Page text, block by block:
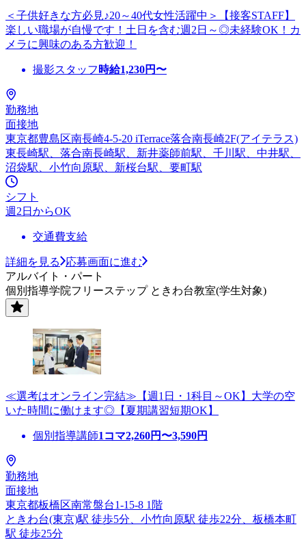
＜子供好きな方必見♪20～40代女性活躍中＞【接客STAFF】
楽しい職場が自慢です！土日を含む週2日～◎未経験OK！カ
メラに興味のある方歓迎！
撮影スタッフ 時給1,230円〜
勤務地
面接地
東京都豊島区南長崎4-5-20 iTerrace落合南長崎2F(アイテラス)
東長崎駅、落合南長崎駅、新井薬師前駅、千川駅、中井駅、
沼袋駅、小竹向原駅、新桜台駅、要町駅
シフト
週2日からOK
交通費支給
詳細を見る
応募画面に進む
アルバイト・パート
個別指導学院フリーステップ ときわ台教室(学生対象)
≪選考はオンライン完結≫【週1日・1科目～OK】大学の空
いた時間に働けます◎【夏期講習短期OK】
個別指導講師1コマ2,260円〜3,590円
勤務地
面接地
東京都板橋区南常盤台1-15-8 1階
ときわ台(東京)駅 徒歩5分、小竹向原駅 徒歩22分、板橋本町
駅 徒歩25分